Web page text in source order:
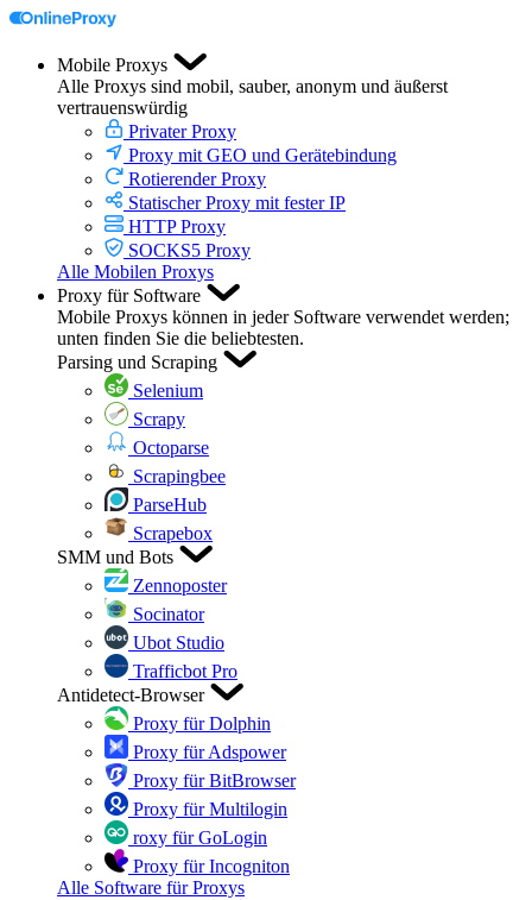
Mobile Proxys
Alle Proxys sind mobil, sauber, anonym und äußerst
vertrauenswürdig
Privater Proxy
Proxy mit GEO und Gerätebindung
Rotierender Proxy
Statischer Proxy mit fester IP
HTTP Proxy
SOCKS5 Proxy
Alle Mobilen Proxys
Proxy für Software
Mobile Proxys können in jeder Software verwendet werden;
unten finden Sie die beliebtesten.
Parsing und Scraping
Selenium
Scrapy
Octoparse
Scrapingbee
ParseHub
Scrapebox
SMM und Bots
Zennoposter
Socinator
Ubot Studio
Trafficbot Pro
Antidetect-Browser
Proxy für Dolphin
Proxy für Adspower
Proxy für BitBrowser
Proxy für Multilogin
roxy für GoLogin
Proxy für Incogniton
Alle Software für Proxys